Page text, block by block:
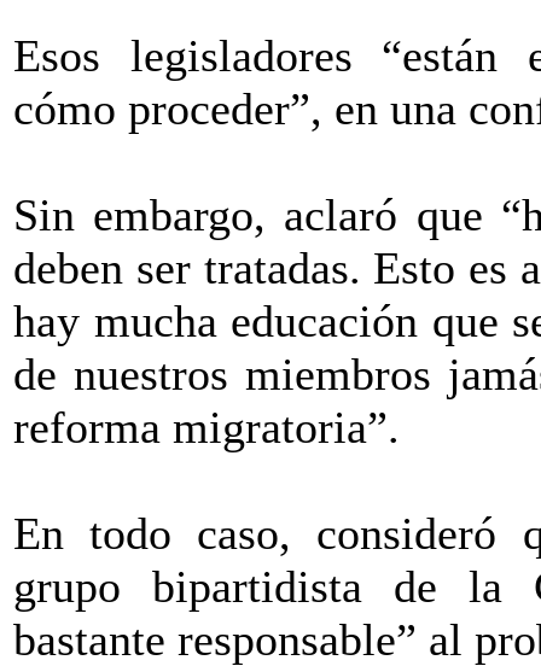
Esos legisladores “están
cómo proceder”, en una
Sin embargo, aclaró que
deben ser tratadas. Esto es
hay mucha educación que
de nuestros miembros
reforma migratoria”.
En todo caso, consideró
grupo bipartidista de la
bastante responsable” al